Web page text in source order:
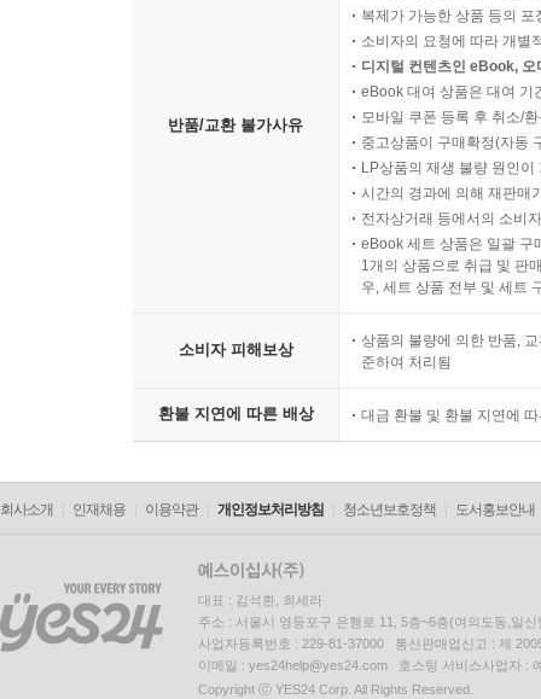
반품/교환 불가사유
복제가 가능한 상품 등의
소비자의 요청에 따라 개별
디지털 컨텐츠인 eBook,
eBook 대여 상품은 대여 기
모바일 쿠폰 등록 후 취소/
중고상품이 구매확정(자동
LP상품의 재생 불량 원인
시간의 경과에 의해 재판매
전자상거래 등에서의 소비
eBook 세트 상품은 일괄 구
1개의 상품으로 취급 및 판
우, 세트 상품 전부 및 세트
소비자 피해보상
상품의 불량에 의한 반품,
준하여 처리됨
환불 지연에 따른 배상 대금 환불 및 환불 지연에
회사소개 인재채용 이용약관 개인정보처리방침 청소년보호정책 도서홍보안내
대표 : 김석환, 최세라
주소 : 서울시 영등포구 은행로 11, 5층~6층(여의도동,일신
사업자등록번호 : 229-81-37000 통신판매업신고 : 제
이메일 : yes24help@yes24.com 호스팅 서비스사업자 :
Copyright ⓒ YES24 Corp. All Rights Reserved.